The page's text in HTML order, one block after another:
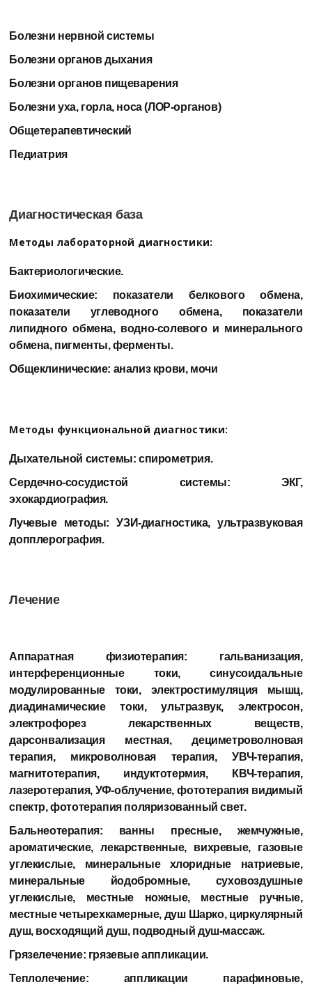
Болезни нервной системы
Болезни органов дыхания
Болезни органов пищеварения
Болезни уха, горла, носа (ЛОР-органов)
Общетерапевтический
Педиатрия
Диагностическая база
Методы лабораторной диагностики:
Бактериологические.
Биохимические: показатели белкового обмена,
показатели углеводного обмена, показатели
липидного обмена, водно-солевого и минерального
обмена, пигменты, ферменты.
Общеклинические: анализ крови, мочи
Методы функциональной диагностики:
Дыхательной системы: спирометрия.
Сердечно-сосудистой системы: ЭКГ,
эхокардиография.
Лучевые методы: УЗИ-диагностика, ультразвуковая
допплерография.
Лечение
Аппаратная физиотерапия: гальванизация,
интерференционные токи, синусоидальные
модулированные токи, электростимуляция мышц,
диадинамические токи, ультразвук, электросон,
электрофорез лекарственных веществ,
дарсонвализация местная, дециметроволновая
терапия, микроволновая терапия, УВЧ-терапия,
магнитотерапия, индуктотермия, КВЧ-терапия,
лазеротерапия, УФ-облучение, фототерапия видимый
спектр, фототерапия поляризованный свет.
Бальнеотерапия: ванны пресные, жемчужные,
ароматические, лекарственные, вихревые, газовые
углекислые, минеральные хлоридные натриевые,
минеральные йодобромные, суховоздушные
углекислые, местные ножные, местные ручные,
местные четырехкамерные, душ Шарко, циркулярный
душ, восходящий душ, подводный душ-массаж.
Грязелечение: грязевые аппликации.
Теплолечение: аппликации парафиновые,